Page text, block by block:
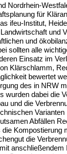
Nordrhein-
für
ifeu-Institut,
und
und
sollten alle
Einsatz im
Klärschlamm,
bewertet
des in NRW
wurden dabei die
und die
Abfällen
die Kompostierung
die